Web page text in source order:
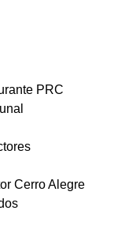
PRC
Cerro Alegre